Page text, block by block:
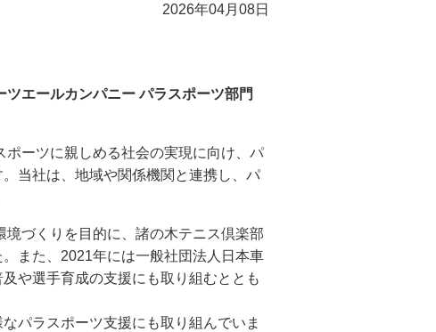
2026年04月08日
エールカンパニー パラスポーツ部門
ーツに親しめる社会の実現に向け、パ
当社は、地域や関係機関と連携し、パ
づくりを目的に、諸の木テニス倶楽部
また、2021年には一般社団法人日本車
や選手育成の支援にも取り組むととも
パラスポーツ支援にも取り組んでいま